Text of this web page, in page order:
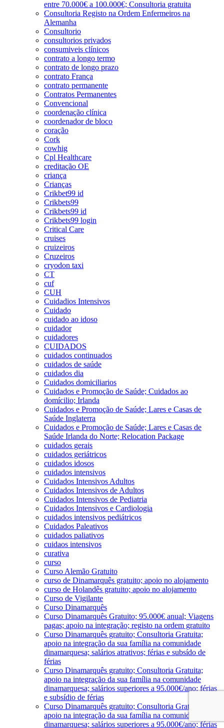
entre 70.000€ a 100.000€; Consultoria gratuita
Consultoria Registo na Ordem Enfermeiros na
Alemanha
Consultorio
consultorios privados
consumiveis clínicos
contrato a longo termo
contrato de longo prazo
contrato França
contrato permanente
Contratos Permanentes
Convencional
coordenação clínica
coordenador de bloco
coração
Cork
cowhig
Cpl Healthcare
creditação OE
criança
Crianças
Crikbet99 id
Crikbets99
Crikbets99 id
Crikbets99 login
Critical Care
cruises
cruizeiros
Cruzeiros
cryodon taxi
CT
cuf
CUH
Cuidadios Intensivos
Cuidado
cuidado ao idoso
cuidador
cuidadores
CUIDADOS
cuidados continuados
cuidados de saúde
cuidados dia
Cuidados domiciliarios
Cuidados e Promoção de Saúde; Cuidados ao
domícilio; Irlanda
Cuidados e Promoção de Saúde; Lares e Casas de
Saúde Inglaterra
Cuidados e Promoção de Saúde; Lares e Casas de
Saúde Irlanda do Norte; Relocation Package
cuidados gerais
cuidados geriátricos
cuidados idosos
cuidados intensivos
Cuidados Intensivos Adultos
Cuidados Intensivos de Adultos
Cuidados Intensivos de Pediatria
Cuidados Intensivos e Cardiologia
cuidados intensivos pediátricos
Cuidados Paleativos
cuidados paliativos
cuidaos intensivos
curativa
curso
Curso Alemão Gratuito
curso de Dinamarquês gratuito; apoio no alojamento
curso de Holandês gratuito; apoio no alojamento
Curso de Vigilante
Curso Dinamarquês
Curso Dinamarquês Gratuito; 95.000€ anual; Viagens
pagas; apoio na integração; registo na ordem gratuito
Curso Dinamarquês gratuito; Consultoria Gratuita;
apoio na integração da sua família na comunidade
dinamarquesa; salários atrativos; férias e subsído de
férias
Curso Dinamarquês gratuito; Consultoria Gratuita;
apoio na integração da sua família na comunidade
dinamarquesa; salários superiores a 95.000€/ano; férias
e subsídio de férias
Curso Dinamarquês gratuito; Consultoria Gratuita;
apoio na integração da sua família na comunidade
dinamarquesa; salários superiores a 95.000€/ano; férias